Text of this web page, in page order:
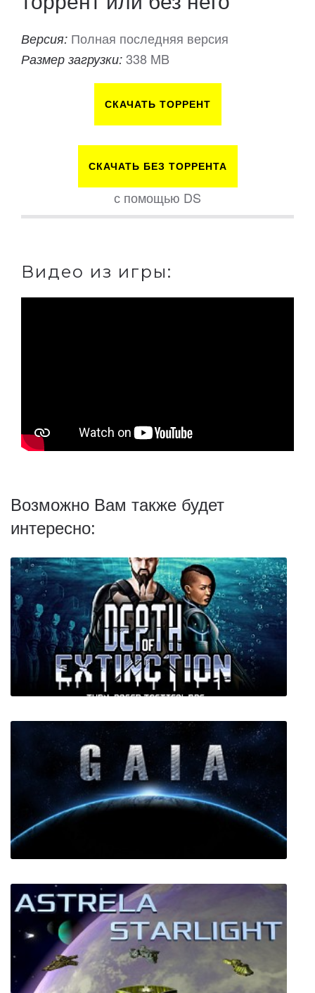
Версия: Полная последняя версия
Размер загрузки: 338 MB
СКАЧАТЬ ТОРРЕНТ
СКАЧАТЬ БЕЗ ТОРРЕНТА
с помощью DS
Видео из игры:
Возможно Вам также будет
интересно:
Gaia